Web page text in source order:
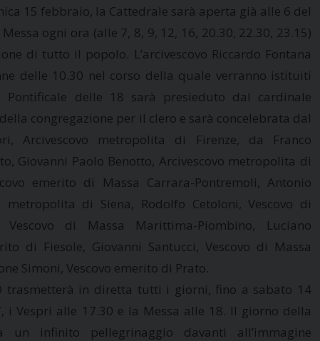
15 febbraio, la Cattedrale sarà aperta già alle 6 del
ogni ora (alle 7, 8, 9, 12, 16, 20.30, 22.30, 23.15)
di tutto il popolo. L’arcivescovo Riccardo Fontana
delle 10.30 nel corso della quale verranno istituiti
delle 18 sarà presieduto dal cardinale
congregazione per il clero e sarà concelebrata dal
Arcivescovo metropolita di Firenze, da Franco
Giovanni Paolo Benotto, Arcivescovo metropolita di
emerito di Massa Carrara-Pontremoli, Antonio
metropolita di Siena, Rodolfo Cetoloni, Vescovo di
Vescovo di Massa Marittima-Piombino, Luciano
di Fiesole, Giovanni Santucci, Vescovo di Massa
Simoni, Vescovo emerito di Prato.
trasmetterà in diretta tutti i giorni, fino a sabato 14
i Vespri alle 17.30 e la Messa alle 18. Il giorno della
un infinito pellegrinaggio davanti all’immagine